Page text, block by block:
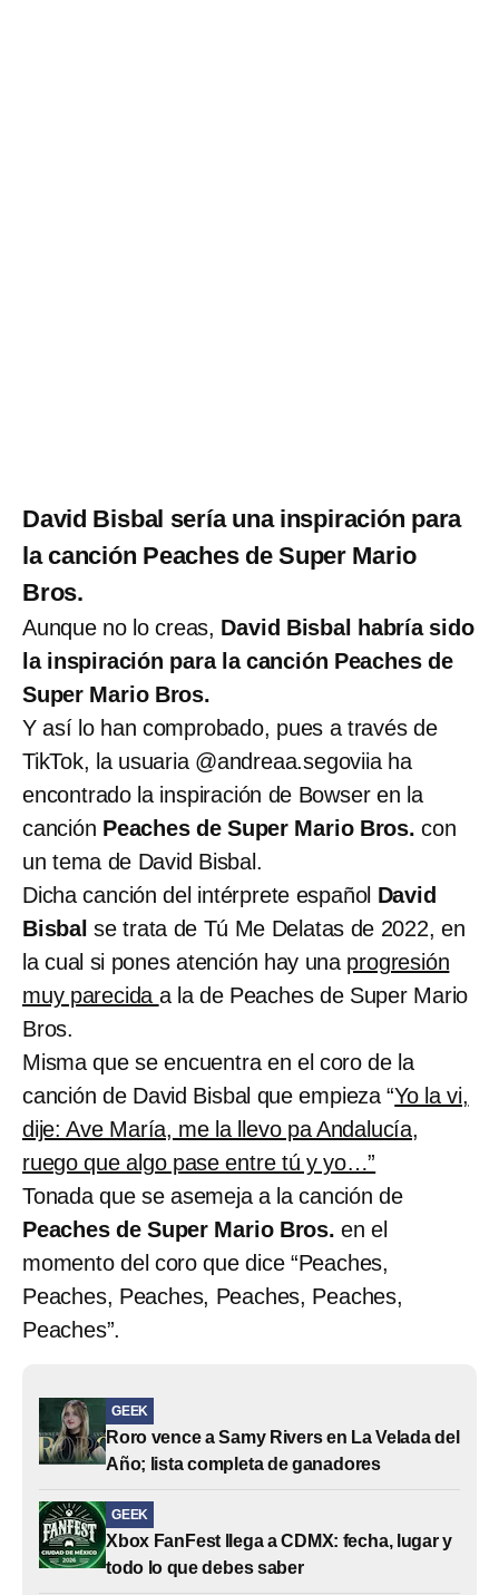
David Bisbal sería una inspiración para
la canción Peaches de Super Mario
Bros.
Aunque no lo creas, David Bisbal habría sido
la inspiración para la canción Peaches de
Super Mario Bros.
Y así lo han comprobado, pues a través de
TikTok, la usuaria @andreaa.segoviia ha
encontrado la inspiración de Bowser en la
canción Peaches de Super Mario Bros.con
un tema de David Bisbal.
Dicha canción del intérprete español David
Bisbalse trata de Tú Me Delatas de 2022, en
la cual si pones atención hay una progresión
muy parecida a la de Peaches de Super Mario
Bros.
Misma que se encuentra en el coro de la
canción de David Bisbal que empieza “Yo la vi,
dije: Ave María, me la llevo pa Andalucía,
ruego que algo pase entre tú y yo…”
Tonada que se asemeja a la canción de
Peaches de Super Mario Bros. en el
momento del coro que dice “Peaches,
Peaches, Peaches, Peaches, Peaches,
Peaches”.
GEEK
Roro vence a Samy Rivers en La Velada del
Año; lista completa de ganadores
GEEK
Xbox FanFest llega a CDMX: fecha, lugar y
todo lo que debes saber